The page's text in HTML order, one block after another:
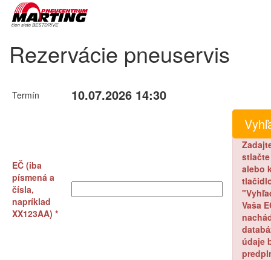
Rezervácie pneuservis
Termín 10.07.2026 14:30
EČ (iba
písmená a
čísla,
napríklad
XX123AA) *
stlačte
alebo
Vaša
údaje